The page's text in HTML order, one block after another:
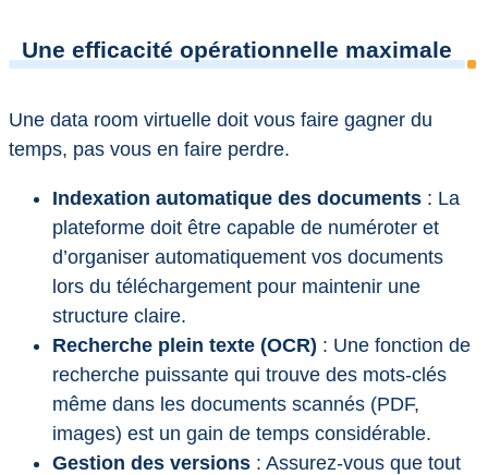
Une efficacité opérationnelle maximale
Une data room virtuelle doit vous faire gagner du
temps, pas vous en faire perdre.
Indexation automatique des documents : La
plateforme doit être capable de numéroter et
d’organiser automatiquement vos documents
lors du téléchargement pour maintenir une
structure claire.
Recherche plein texte (OCR) : Une fonction de
recherche puissante qui trouve des mots-clés
même dans les documents scannés (PDF,
images) est un gain de temps considérable.
Gestion des versions : Assurez-vous que tout